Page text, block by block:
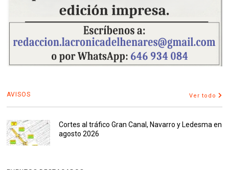
AVISOS Ver todo
Cortes al tráfico Gran Canal, Navarro y Ledesma en
agosto 2026